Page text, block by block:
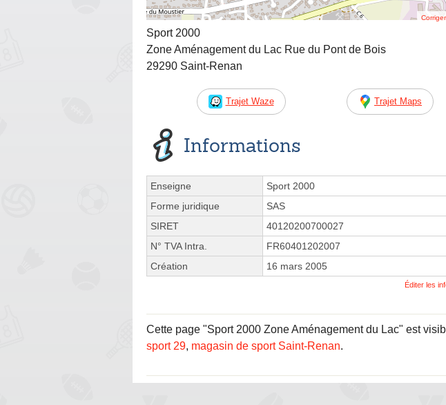
Sport 2000
Zone Aménagement du Lac Rue du Pont de Bois
29290 Saint-Renan
Trajet Waze Trajet Maps
Informations
Enseigne
Sport 2000
Forme juridique
SAS
SIRET
40120200700027
N° TVA Intra.
FR60401202007
Création
16 mars 2005
Éditer les
Cette page "Sport 2000 Zone Aménagement du Lac" est
sport 29, magasin de sport Saint-Renan.